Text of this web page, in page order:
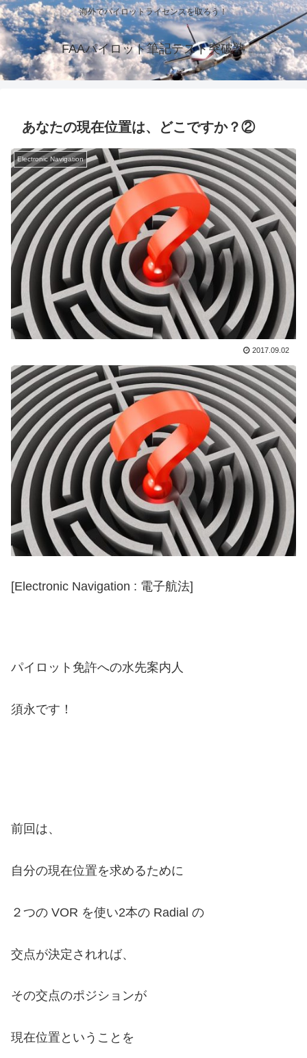
海外でパイロットライセンスを取ろう！
FAAパイロット筆記テスト突破塾
あなたの現在位置は、どこですか？②
Electronic Navigation
2017.09.02
[Electronic Navigation : 電子航法]
パイロット免許への水先案内人
須永です！
前回は、
自分の現在位置を求めるために
２つの VOR を使い2本の Radial の
交点が決定されれば、
その交点のポジションが
現在位置ということを